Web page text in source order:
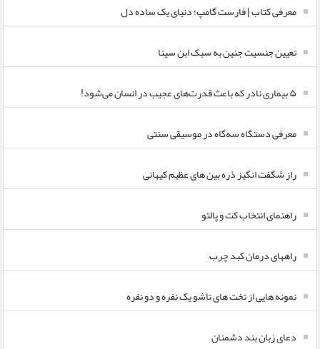
معرفی کتاب | فارست گامپ؛ دنیای یک ساده دل
تعیین جنسیت جنین به سبک ابن سینا
۵ بیماری نادر که باعث قدرت‌های عجیب در انسان می‌شود!
معرفی دستگاه سه‌گاه در موسیقی سنتی
راز شگفت انگیز ذره بین های عظیم کیهانی
راهنمای انتخاب کت و پالتو
راههای درمان کبد چرب
نمونه هایی از تخت های تاشو یک نفره و دو نفره
دعای زبان بند دشمنان